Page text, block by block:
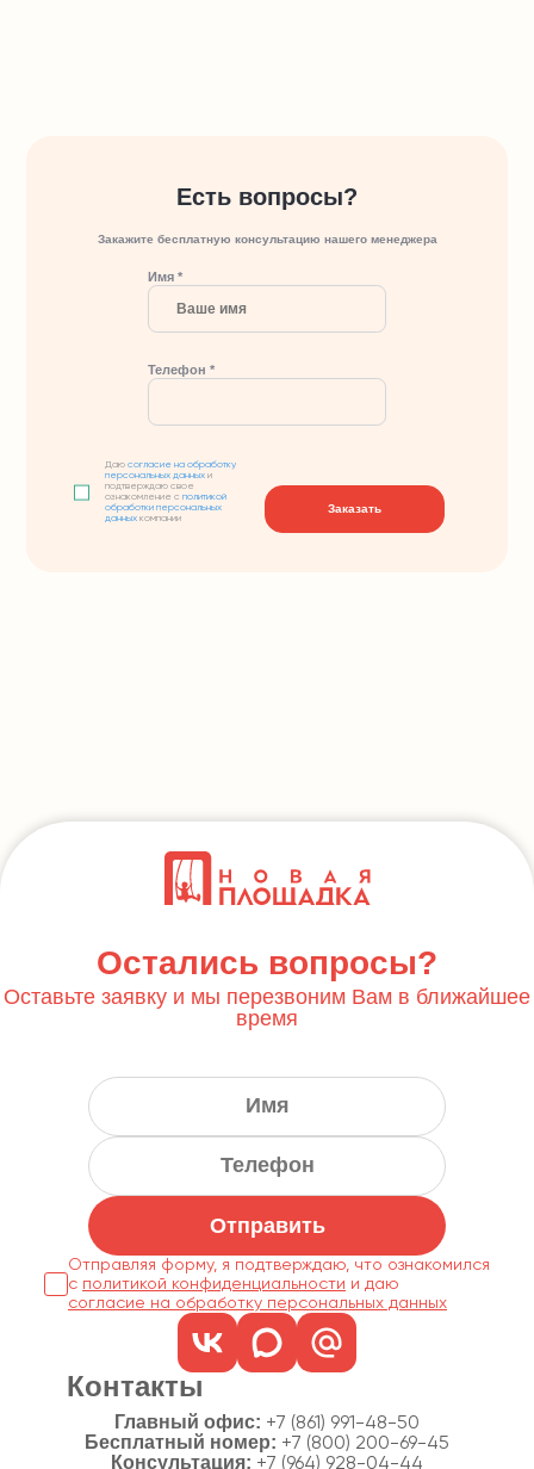
Есть вопросы?
Закажите бесплатную консультацию нашего менеджера
Имя *
Телефон *
Даюсогласие на обработку
персональных данных и
подтверждаю свое
ознакомление сполитикой
обработки персональных
данных компании
Заказать
Остались вопросы?
Оставьте заявку и мы перезвоним Вам в ближайшее
время
Отправить
Отправляя форму, я подтверждаю, что ознакомился
с политикой конфиденциальности
согласие на обработку персональных данных
Контакты
Главный офис: +7 (861) 991-48-50
Бесплатный номер: +7 (800) 200-69-45
Консультация: +7 (964) 928-04-44